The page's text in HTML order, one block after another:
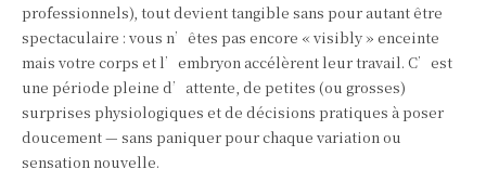
professionnels), tout devient tangible sans pour autant être
spectaculaire : vous n’êtes pas encore « visibly » enceinte
mais votre corps et l’embryon accélèrent leur travail. C’est
une période pleine d’attente, de petites (ou grosses)
surprises physiologiques et de décisions pratiques à poser
doucement — sans paniquer pour chaque variation ou
sensation nouvelle.